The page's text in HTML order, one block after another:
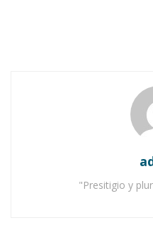
Ahuacatlán, mayo
une” –conformado por
Revolucionario"Presitigio y